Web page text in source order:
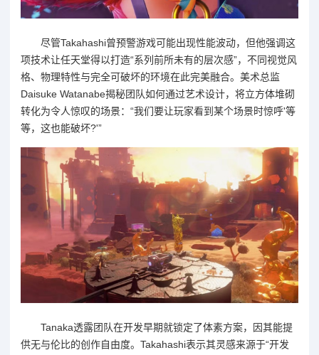
尽管Takahashi曾预警游戏可能出现性能波动，但他强调这
项技术让任天堂得以打造“系列前所未有的层次感”，不同视觉风
格、物理特性与完全可破坏的环境在此完美融合。美术总监
Daisuke Watanabe揭秘团队如何通过艺术设计，将立方体堆砌
转化为令人惊叹的场景：“我们要让玩家看到某个场景时惊呼'等
等，这也能破坏?'”
Tanaka透露团队在开发早期就锁定了体素方案，因其能提
供无与伦比的创作自由度。Takahashi表示其灵感来源于“开发